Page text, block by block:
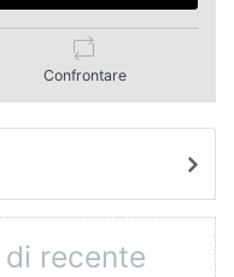
Confrontare
recente